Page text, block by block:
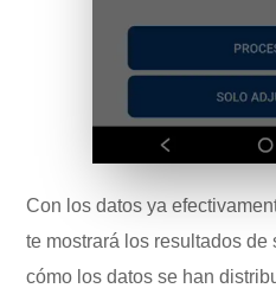
Con los datos ya
te mostrará los resultados de
cómo los datos se han